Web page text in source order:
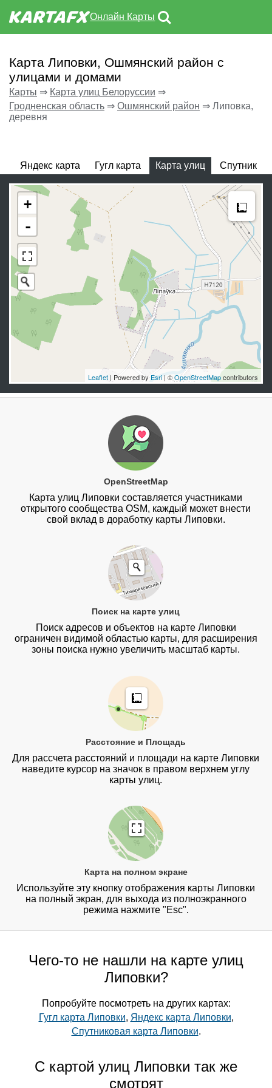
Онлайн Карты
Карта Липовки, Ошмянский район с
улицами и домами
Карты ⇒ Карта улиц Белоруссии ⇒
Гродненская область ⇒ Ошмянский район ⇒ Липовка,
деревня
Яндекс карта Гугл карта Карта улиц Спутник
+
-
Leaflet | Powered byEsri | ©OpenStreetMapcontributors
OpenStreetMap
Карта улиц Липовки составляется участниками
открытого сообщества OSM, каждый может внести
свой вклад в доработку карты Липовки.
Поиск на карте улиц
Поиск адресов и объектов на карте Липовки
ограничен видимой областью карты, для расширения
зоны поиска нужно увеличить масштаб карты.
Расстояние и Площадь
Для рассчета расстояний и площади на карте Липовки
наведите курсор на значок в правом верхнем углу
карты улиц.
Карта на полном экране
Используйте эту кнопку отображения карты Липовки
на полный экран, для выхода из полноэкранного
режима нажмите "Esc".
Чего-то не нашли на карте улиц
Липовки?
Попробуйте посмотреть на других картах:
Гугл карта Липовки, Яндекс карта Липовки,
Спутниковая карта Липовки.
С картой улиц Липовки так же
смотрят